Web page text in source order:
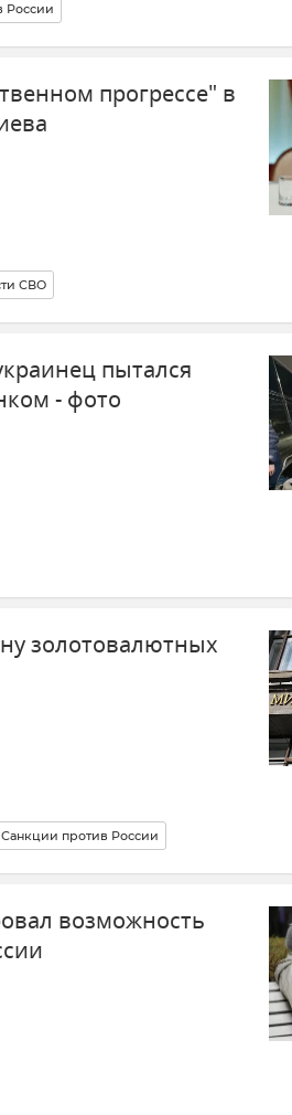
России
прогрессе" в
СВО
пытался
- фото
золотовалютных
Санкции против России
возможность